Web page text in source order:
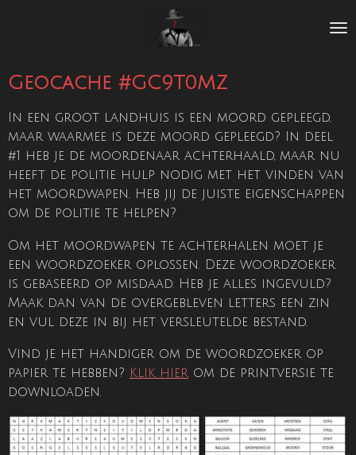
de
hoofdinhoud
Geocache #GC9T0MZ
In een groot landhuis is een moord gepleegd,
maar waarmee is deze moord gepleegd? In deel
#1 heb je de moordenaar achterhaald, maar nu
heeft de politie hulp nodig met het vinden van
het moordwapen. Heb jij de juiste eigenschappen
om de politie te helpen?
Om het moordwapen te achterhalen moet je
een woordzoeker oplossen. Deze woordzoeker
is gebaseerd op misdaad. Heb je alles ingevuld?
Maak dan van de overgebleven letters een zin
en vul deze in bij het versleutelde bestand.
Vind je het handiger om de woordzoeker op
papier te hebben? Klik hierom de printversie te
downloaden.